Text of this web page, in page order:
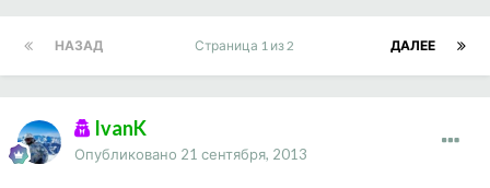
НАЗАД ДАЛЕЕ
Страница 1 из 2
IvanK
Опубликовано 21 сентября, 2013